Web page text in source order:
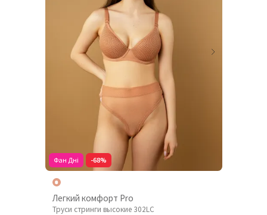
Фан Дні -68%
Легкий комфорт Pro
Труси стринги высокие 302LC